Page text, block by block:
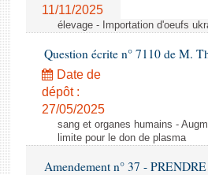
11/11/2025
élevage - Importation d'oeufs
Question écrite n° 7110 de M.
Date de
dépôt :
27/05/2025
sang et organes humains -
limite pour le don de plasma
Amendement n° 37 -